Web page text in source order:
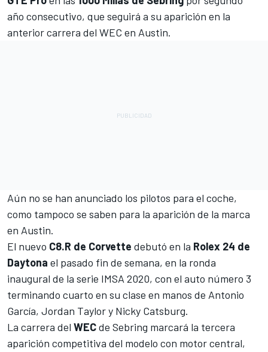
año consecutivo, que seguirá a su aparición en la
anterior carrera del WEC en Austin.
Aún no se han anunciado los pilotos para el coche,
como tampoco se saben para la aparición de la marca
en Austin.
El nuevo C8.R de Corvette debutó en la Rolex 24 de
Daytona el pasado fin de semana, en la ronda
inaugural de la serie IMSA 2020, con el auto número 3
terminando cuarto en su clase en manos de Antonio
García, Jordan Taylor y Nicky Catsburg.
La carrera del WECde Sebring marcará la tercera
aparición competitiva del modelo con motor central,